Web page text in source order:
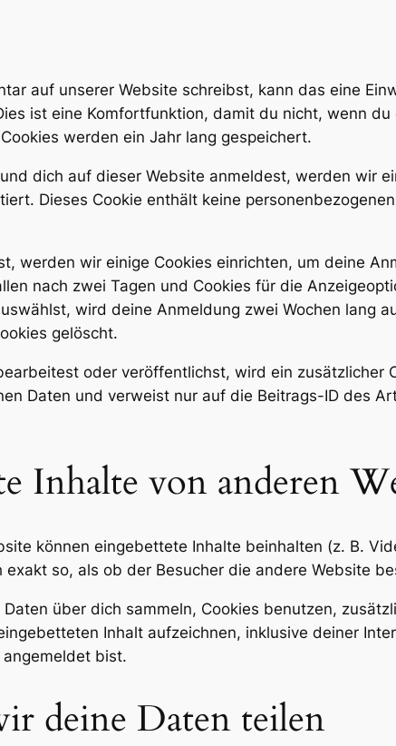
auf unserer Website schreibst, kann das eine
ist eine Komfortfunktion, damit du nicht, wenn
werden ein Jahr lang gespeichert.
dich auf dieser Website anmeldest, werden wir
Dieses Cookie enthält keine
werden wir einige Cookies einrichten, um deine
nach zwei Tagen und Cookies für die
wird deine Anmeldung zwei Wochen lang
gelöscht.
oder veröffentlichst, wird ein zusätzlicher
Daten und verweist nur auf die Beitrags-ID des
Inhalte von anderen
können eingebettete Inhalte beinhalten (z. B.
exakt so, als ob der Besucher die andere Website
Daten über dich sammeln, Cookies benutzen,
Inhalt aufzeichnen, inklusive deiner
bist.
deine Daten teilen